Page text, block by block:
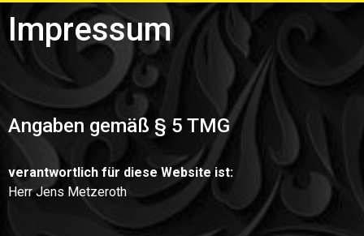
Impressum
Angaben gemäß § 5 TMG
verantwortlich für diese Website ist:
Herr Jens Metzeroth